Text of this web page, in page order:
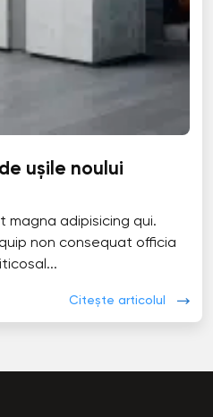
ușile noului
magna adipisicing qui.
non consequat officia
Citește articolul